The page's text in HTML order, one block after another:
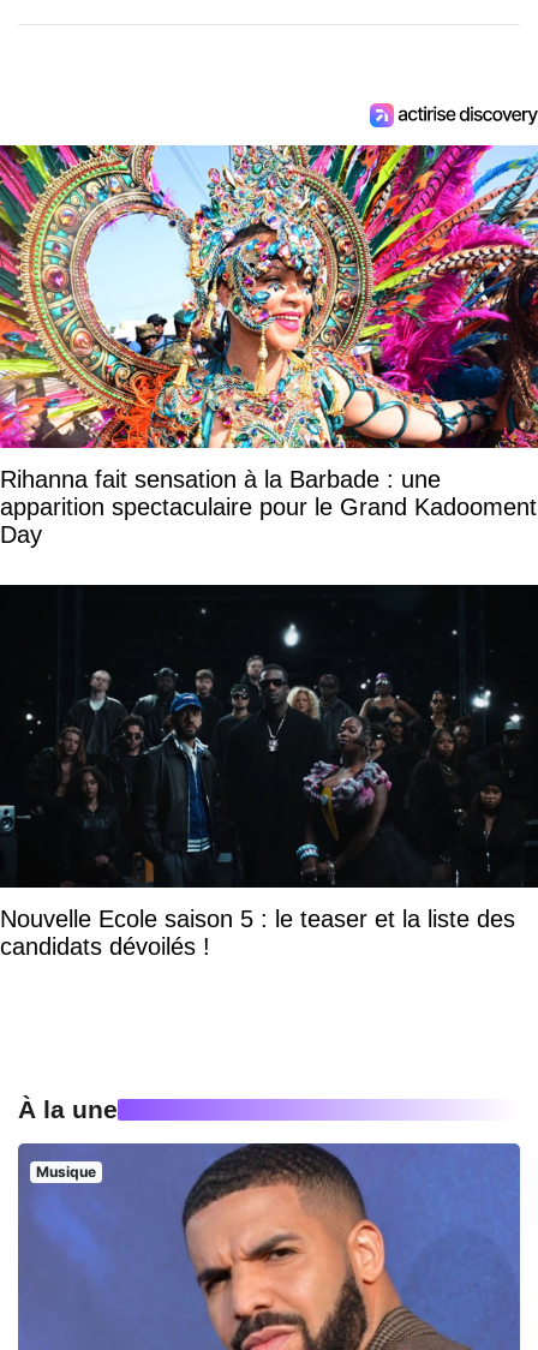
Rihanna fait sensation à la Barbade : une
apparition spectaculaire pour le Grand Kadooment
Day
Nouvelle Ecole saison 5 : le teaser et la liste des
candidats dévoilés !
À la une
Musique